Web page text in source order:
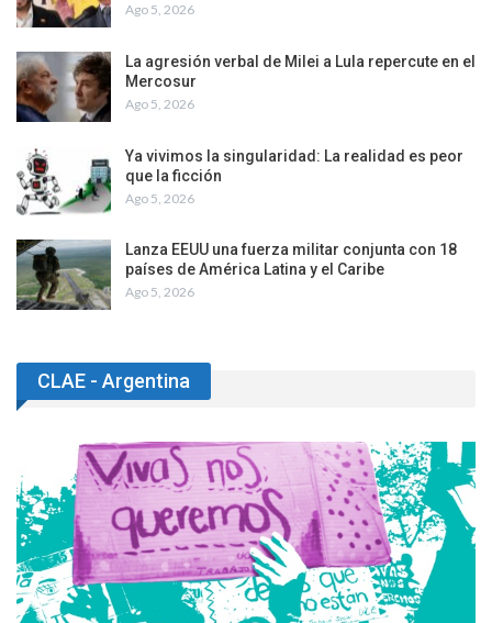
Ago 5, 2026
La agresión verbal de Milei a Lula repercute en el
Mercosur
Ago 5, 2026
Ya vivimos la singularidad: La realidad es peor
que la ficción
Ago 5, 2026
Lanza EEUU una fuerza militar conjunta con 18
países de América Latina y el Caribe
Ago 5, 2026
CLAE - Argentina